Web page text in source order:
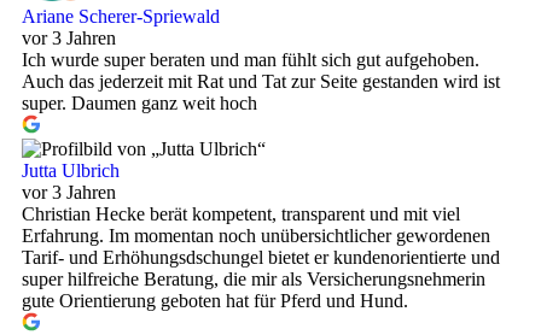
Ariane Scherer-Spriewald
vor 3 Jahren
Ich wurde super beraten und man fühlt sich gut aufgehoben.
Auch das jederzeit mit Rat und Tat zur Seite gestanden wird ist
super. Daumen ganz weit hoch
Jutta Ulbrich
vor 3 Jahren
Christian Hecke berät kompetent, transparent und mit viel
Erfahrung. Im momentan noch unübersichtlicher gewordenen
Tarif- und Erhöhungsdschungel bietet er kundenorientierte und
super hilfreiche Beratung, die mir als Versicherungsnehmerin
gute Orientierung geboten hat für Pferd und Hund.